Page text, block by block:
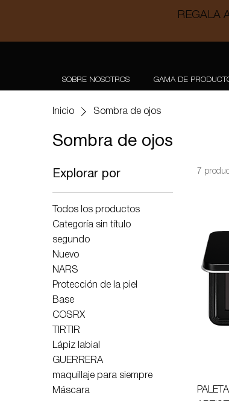
REGALA
SOBRE NOSOTROS GAMA DE
Inicio Sombra de ojos
Sombra de ojos
Explorar por
Todos los productos
Categoría sin título
segundo
Nuevo
NARS
Protección de la piel
Base
COSRX
TIRTIR
Lápiz labial
GUERRERA
maquillaje para siempre
Máscara
7